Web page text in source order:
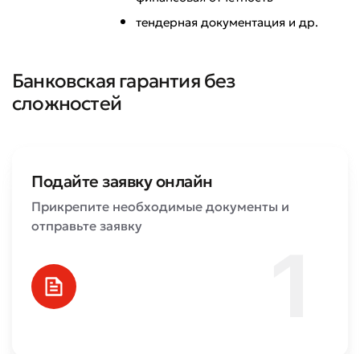
* Все поля обязательны для заполнения
тендерная документация и др.
Банковская гарантия без
сложностей
Подайте заявку онлайн
Прикрепите необходимые документы и
отправьте заявку